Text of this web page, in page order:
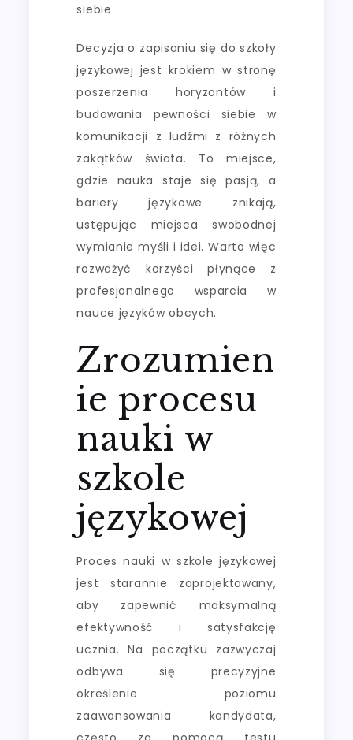
siebie.
Decyzja o zapisaniu się do szkoły
językowej jest krokiem w stronę
poszerzenia horyzontów i
budowania pewności siebie w
komunikacji z ludźmi z różnych
zakątków świata. To miejsce,
gdzie nauka staje się pasją, a
bariery językowe znikają,
ustępując miejsca swobodnej
wymianie myśli i idei. Warto więc
rozważyć korzyści płynące z
profesjonalnego wsparcia w
nauce języków obcych.
Zrozumien
ie procesu
nauki w
szkole
językowej
Proces nauki w szkole językowej
jest starannie zaprojektowany,
aby zapewnić maksymalną
efektywność i satysfakcję
ucznia. Na początku zazwyczaj
odbywa się precyzyjne
określenie poziomu
zaawansowania kandydata,